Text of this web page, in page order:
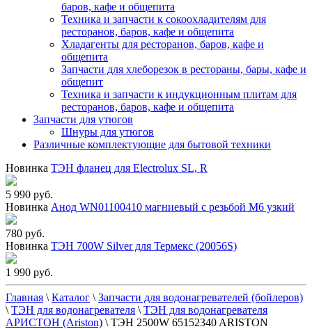
баров, кафе и общепита
Техника и запчасти к сокоохладителям для
ресторанов, баров, кафе и общепита
Хладагенты для ресторанов, баров, кафе и
общепита
Запчасти для хлеборезок в рестораны, бары, кафе и
общепит
Техника и запчасти к индукционным плитам для
ресторанов, баров, кафе и общепита
Запчасти для утюгов
Шнуры для утюгов
Различные комплектующие для бытовой техники
Новинка ТЭН фланец для Electrolux SL, R
5 990 руб.
Новинка Анод WN01100410 магниевый с резьбой М6 узкий
780 руб.
Новинка ТЭН 700W Silver для Термекс (20056S)
1 990 руб.
Главная \ Каталог \ Запчасти для водонагревателей (бойлеров)
\ ТЭН для водонагревателя \ ТЭН для водонагревателя
АРИСТОН (Ariston) \ ТЭН 2500W 65152340 ARISTON